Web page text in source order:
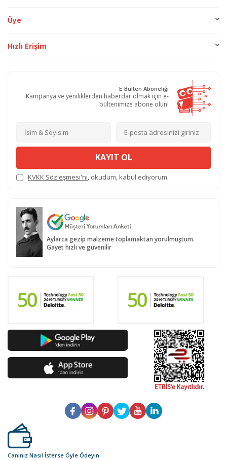
Üye
Hızlı Erişim
E-Bülten Aboneliği
Kampanya ve yeniliklerden haberdar olmak için e-
bültenimize abone olun!
KAYIT OL
KVKK Sözleşmesi'ni , okudum, kabul ediyorum.
Aylarca gezip malzeme toplamaktan yorulmuştum.
Gayet hızlı ve güvenilir
Canınız Nasıl İsterse Öyle Ödeyin